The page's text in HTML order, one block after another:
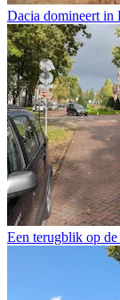
Dacia domineert in
Een terugblik op